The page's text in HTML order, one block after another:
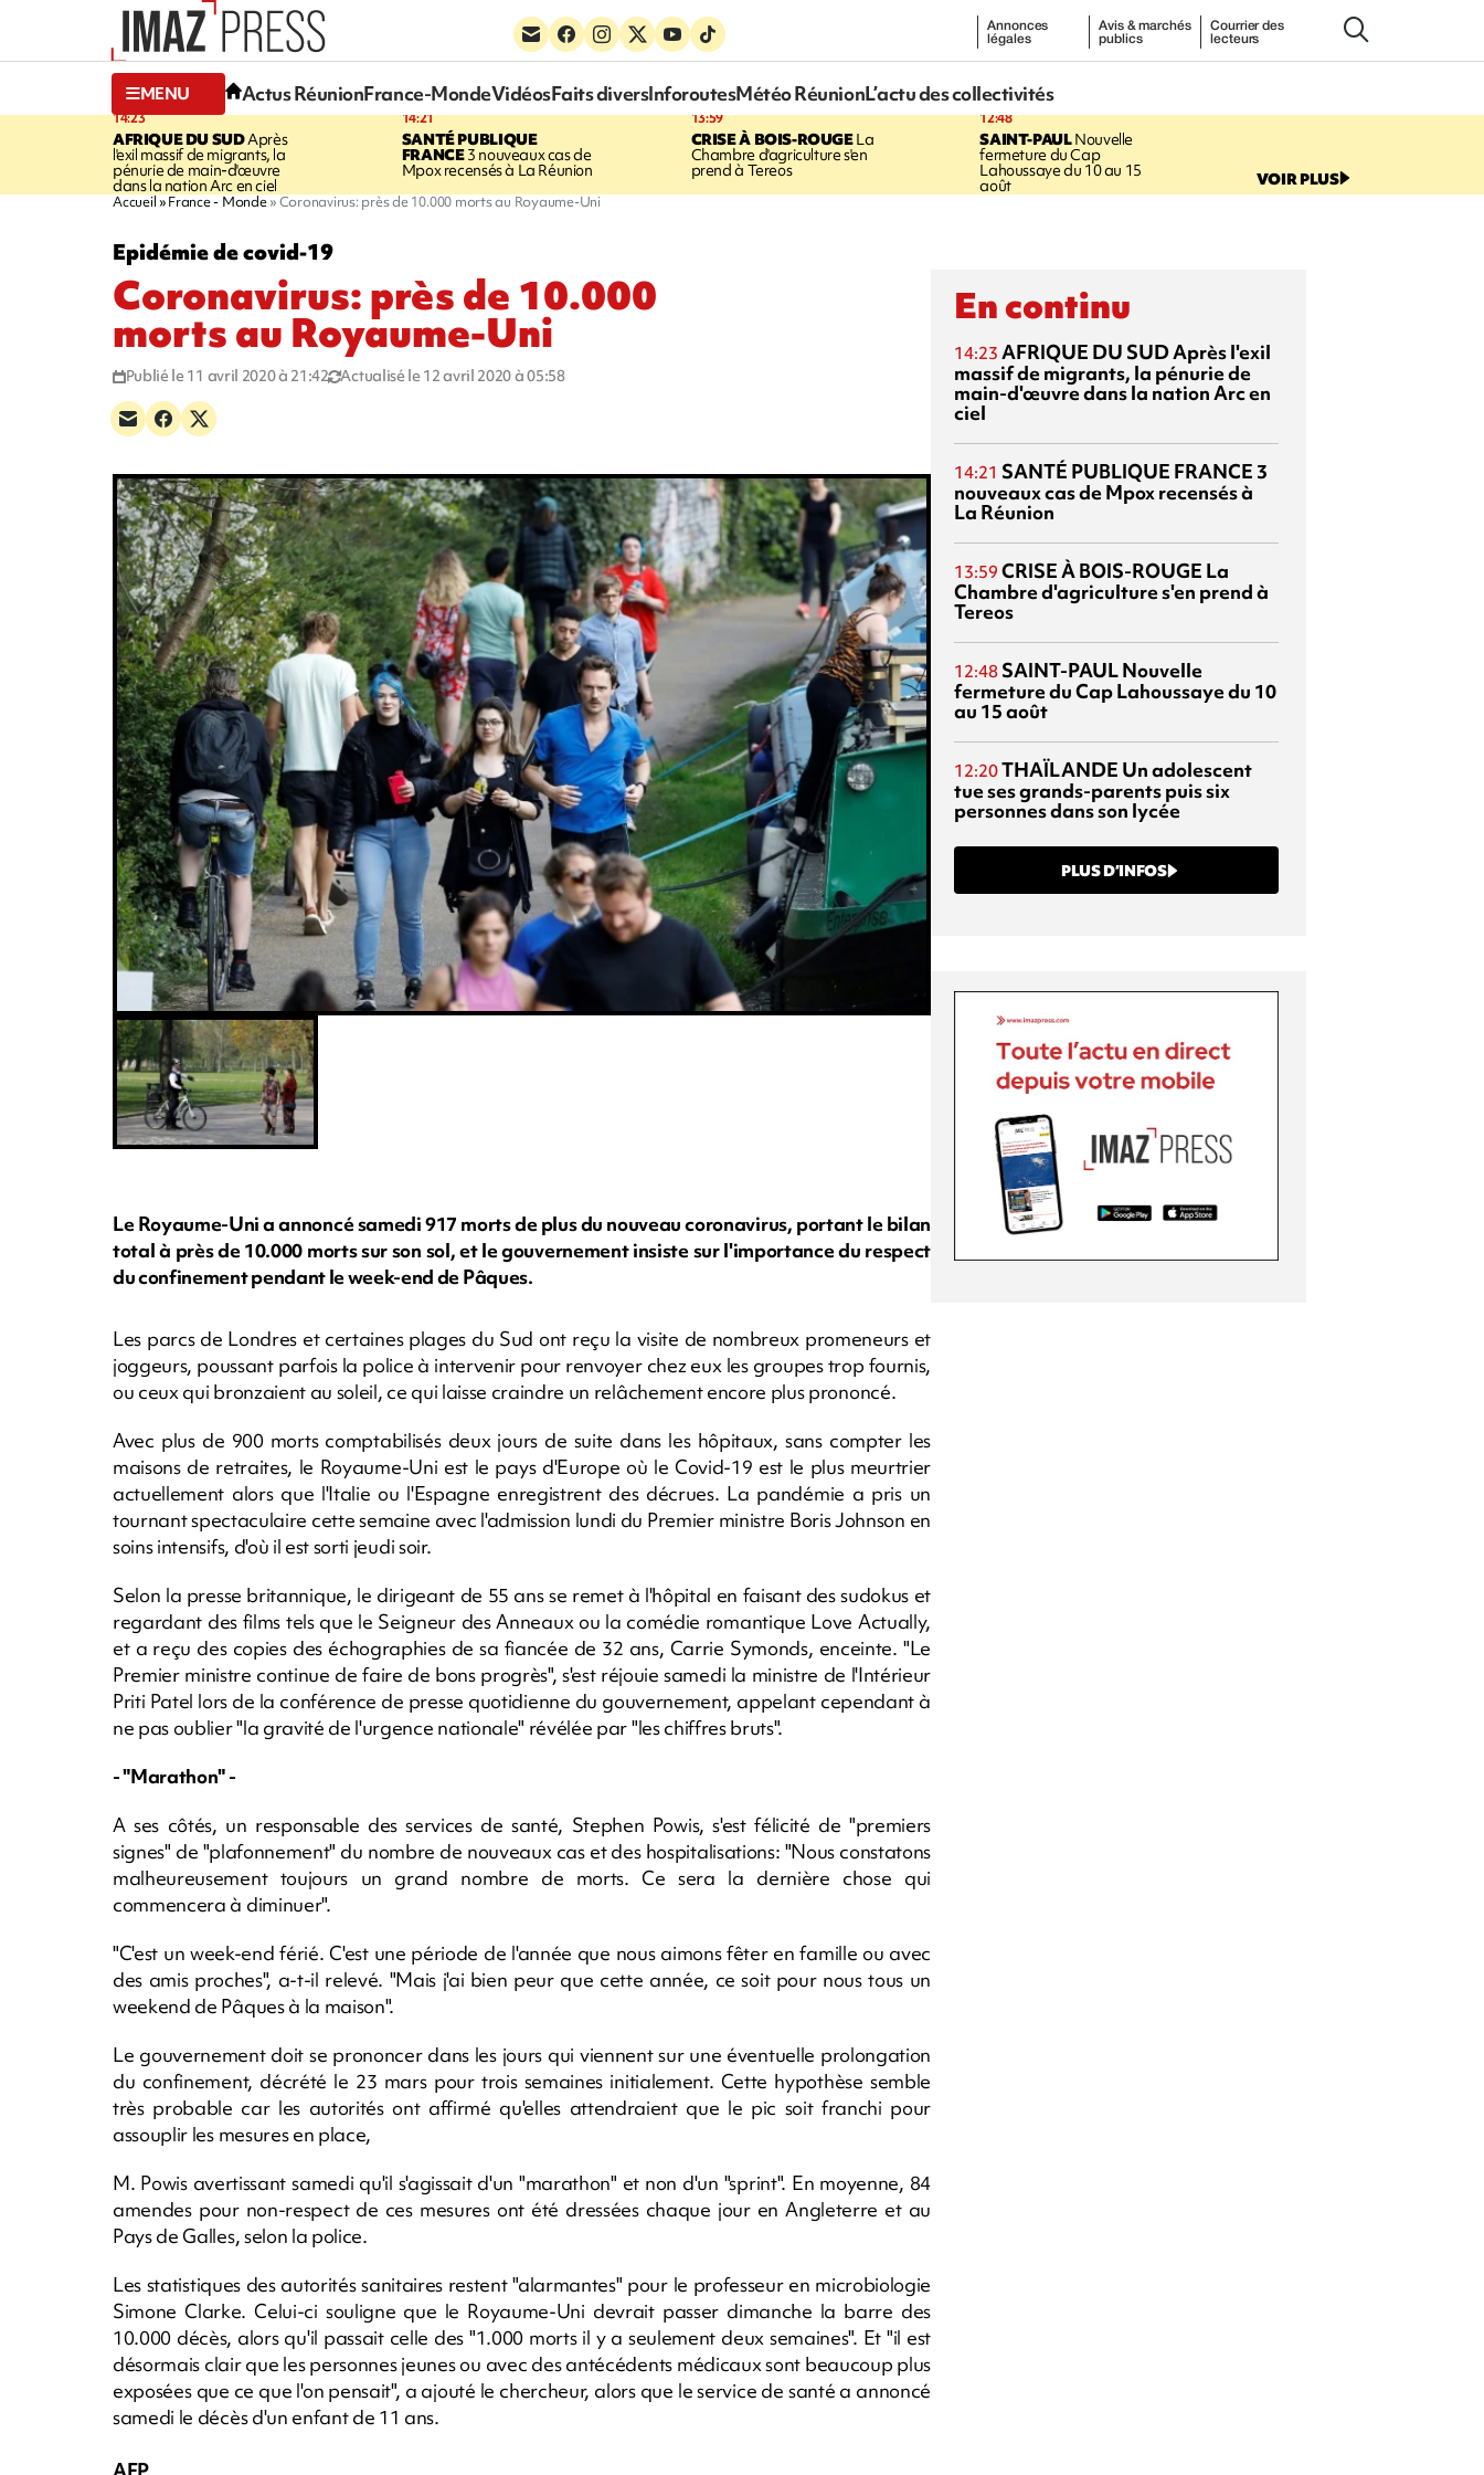
Annonces
légales
Avis & marchés
publics
Courrier des
lecteurs
MENU Actus RéunionFrance-MondeVidéosFaits diversInforoutesMétéo RéunionL’actu des collectivités
14:23
AFRIQUE DU SUDAprès
l'exil massif de migrants, la
pénurie de main-d'œuvre
dans la nation Arc en ciel
14:21
SANTÉ PUBLIQUE
FRANCE3 nouveaux cas de
Mpox recensés à La Réunion
13:59
CRISE À BOIS-ROUGELa
Chambre d'agriculture s'en
prend à Tereos
12:48
SAINT-PAULNouvelle
fermeture du Cap
Lahoussaye du 10 au 15
août VOIR PLUS
Accueil France - Monde Coronavirus: près de 10.000 morts au Royaume-Uni
Epidémie de covid-19
Coronavirus: près de 10.000
morts au Royaume-Uni
Publié le 11 avril 2020 à 21:42 Actualisé le 12 avril 2020 à 05:58
Le Royaume-Uni a annoncé samedi 917 morts de plus du nouveau coronavirus, portant le bilan
total à près de 10.000 morts sur son sol, et le gouvernement insiste sur l'importance du respect
du confinement pendant le week-end de Pâques.
Les parcs de Londres et certaines plages du Sud ont reçu la visite de nombreux promeneurs et
joggeurs, poussant parfois la police à intervenir pour renvoyer chez eux les groupes trop fournis,
ou ceux qui bronzaient au soleil, ce qui laisse craindre un relâchement encore plus prononcé.
Avec plus de 900 morts comptabilisés deux jours de suite dans les hôpitaux, sans compter les
maisons de retraites, le Royaume-Uni est le pays d'Europe où le Covid-19 est le plus meurtrier
actuellement alors que l'Italie ou l'Espagne enregistrent des décrues. La pandémie a pris un
tournant spectaculaire cette semaine avec l'admission lundi du Premier ministre Boris Johnson en
soins intensifs, d'où il est sorti jeudi soir.
Selon la presse britannique, le dirigeant de 55 ans se remet à l'hôpital en faisant des sudokus et
regardant des films tels que le Seigneur des Anneaux ou la comédie romantique Love Actually,
et a reçu des copies des échographies de sa fiancée de 32 ans, Carrie Symonds, enceinte. "Le
Premier ministre continue de faire de bons progrès", s'est réjouie samedi la ministre de l'Intérieur
Priti Patel lors de la conférence de presse quotidienne du gouvernement, appelant cependant à
ne pas oublier "la gravité de l'urgence nationale" révélée par "les chiffres bruts".
- "Marathon" -
A ses côtés, un responsable des services de santé, Stephen Powis, s'est félicité de "premiers
signes" de "plafonnement" du nombre de nouveaux cas et des hospitalisations: "Nous constatons
malheureusement toujours un grand nombre de morts. Ce sera la dernière chose qui
commencera à diminuer".
"C'est un week-end férié. C'est une période de l'année que nous aimons fêter en famille ou avec
des amis proches", a-t-il relevé. "Mais j'ai bien peur que cette année, ce soit pour nous tous un
weekend de Pâques à la maison".
Le gouvernement doit se prononcer dans les jours qui viennent sur une éventuelle prolongation
du confinement, décrété le 23 mars pour trois semaines initialement. Cette hypothèse semble
très probable car les autorités ont affirmé qu'elles attendraient que le pic soit franchi pour
assouplir les mesures en place,
M. Powis avertissant samedi qu'il s'agissait d'un "marathon" et non d'un "sprint". En moyenne, 84
amendes pour non-respect de ces mesures ont été dressées chaque jour en Angleterre et au
Pays de Galles, selon la police.
Les statistiques des autorités sanitaires restent "alarmantes" pour le professeur en microbiologie
Simone Clarke. Celui-ci souligne que le Royaume-Uni devrait passer dimanche la barre des
10.000 décès, alors qu'il passait celle des "1.000 morts il y a seulement deux semaines". Et "il est
désormais clair que les personnes jeunes ou avec des antécédents médicaux sont beaucoup plus
exposées que ce que l'on pensait", a ajouté le chercheur, alors que le service de santé a annoncé
samedi le décès d'un enfant de 11 ans.
AFP
En continu
14:23 AFRIQUE DU SUDAprès l'exil
massif de migrants, la pénurie de
main-d'œuvre dans la nation Arc en
ciel
14:21 SANTÉ PUBLIQUE FRANCE 3
nouveaux cas de Mpox recensés à
La Réunion
13:59 CRISE À BOIS-ROUGE La
Chambre d'agriculture s'en prend à
Tereos
12:48 SAINT-PAULNouvelle
fermeture du Cap Lahoussaye du 10
au 15 août
12:20THAÏLANDE Un adolescent
tue ses grands-parents puis six
personnes dans son lycée
PLUS D’INFOS